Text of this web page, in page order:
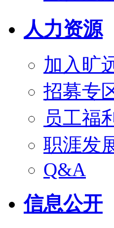
人力资源
加入旷
招募专
员工福
职涯发
Q&A
信息公开